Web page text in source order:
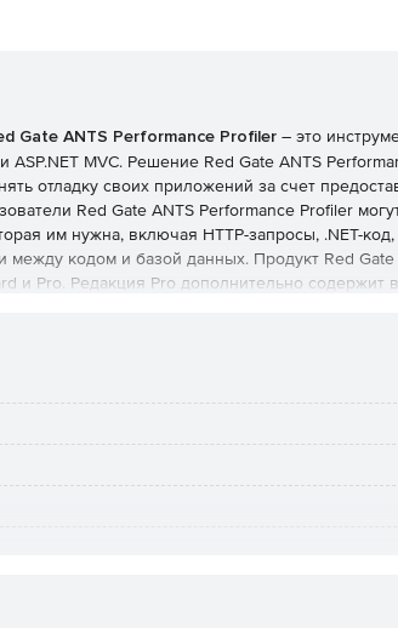
Gate ANTS Performance Profiler – это
ASP.NET MVC. Решение Red Gate ANTS
отладку своих приложений за счет
Red Gate ANTS Performance Profiler
им нужна, включая HTTP-запросы, .NET-
между кодом и базой данных. Продукт Red
и Pro. Редакция Pro дополнительно содержит
ANTS Performance Profiler:
использования приложением